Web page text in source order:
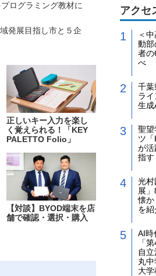
ログラミング教材に
発展目指し市と５企
正しいキー入力を楽し
く覚えられる！「KEY
PALETTO Folio」
【対談】BYOD端末を店
舗で確認・選択・購入
アクセ
＜
動部
者の
べ
千葉
ラ
生成
聖望
ツ
が活
指す
光村
展
懐か
を紹
AI時
「
自
丸
大